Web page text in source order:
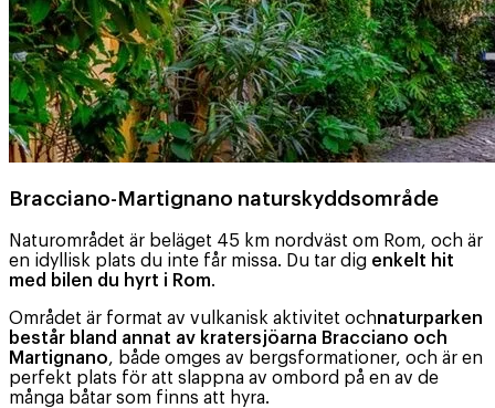
Bracciano-Martignano naturskyddsområde
Naturområdet är beläget 45 km nordväst om Rom, och är
en idyllisk plats du inte får missa. Du tar dig enkelt hit
med bilen du hyrt i Rom.
Området är format av vulkanisk aktivitet ochnaturparken
består bland annat av kratersjöarna Bracciano och
Martignano, både omges av bergsformationer, och är en
perfekt plats för att slappna av ombord på en av de
många båtar som finns att hyra.